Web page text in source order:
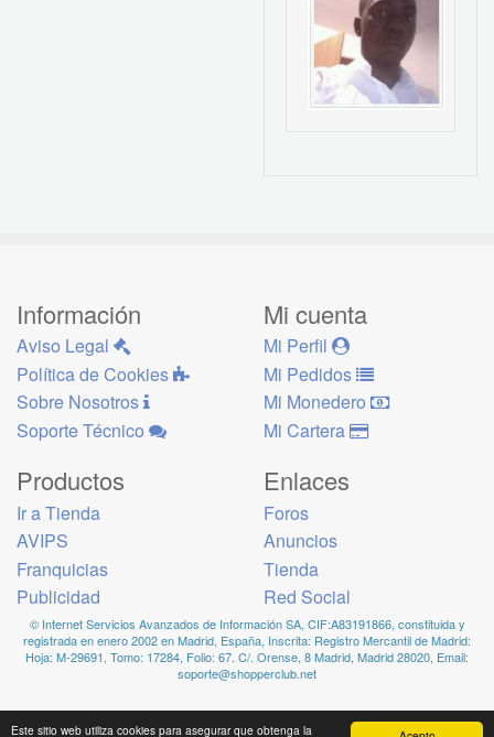
Este sitio web utiliza cookies para asegurar que obtenga la
Información
Aviso Legal
Política de Cookies
Sobre Nosotros
Soporte Técnico
Mi cuenta
Mi Perfil
Mi Pedidos
Mi Monedero
Mi Cartera
Productos
Ir a Tienda
AVIPS
Franquicias
Publicidad
Enlaces
Foros
Anuncios
Tienda
Red Social
© Internet Servicios Avanzados de Información SA, CIF:A83191866, constituida y
registrada en enero 2002 en Madrid, España, Inscrita: Registro Mercantil de Madrid:
Hoja: M-29691, Tomo: 17284, Folio: 67. C/. Orense, 8 Madrid, Madrid 28020, Email:
soporte@shopperclub.net